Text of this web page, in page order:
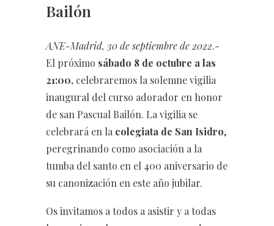
Bailón
ANE-Madrid, 30 de septiembre de 2022.-
El próximo sábado 8 de octubre a las
21:00, celebraremos la solemne vigilia
inaugural del curso adorador en honor
de san Pascual Bailón. La vigilia se
celebrará en lacolegiata de San Isidro,
peregrinando como asociación a la
tumba del santo en el 400 aniversario de
su canonización en este año jubilar.
Os invitamos a todos a asistir y a todas